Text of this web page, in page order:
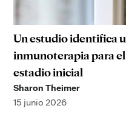
Un estudio identifica
inmunoterapia para
estadio inicial
Sharon Theimer
15 junio 2026